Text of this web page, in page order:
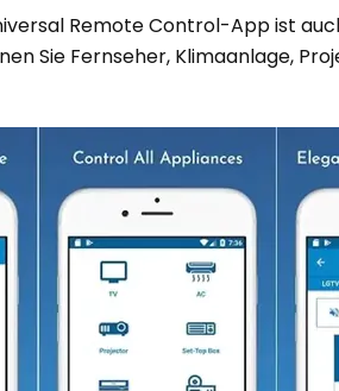
Remote Control-App ist
Sie Fernseher, Klimaanlage,